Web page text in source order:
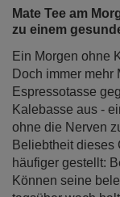
Mate Tee am
zu einem
Ein Morgen ohne
Doch immer mehr
Espressotasse
Kalebasse aus -
ohne die Nerven
Beliebtheit dieses
häufiger gestellt:
Können seine